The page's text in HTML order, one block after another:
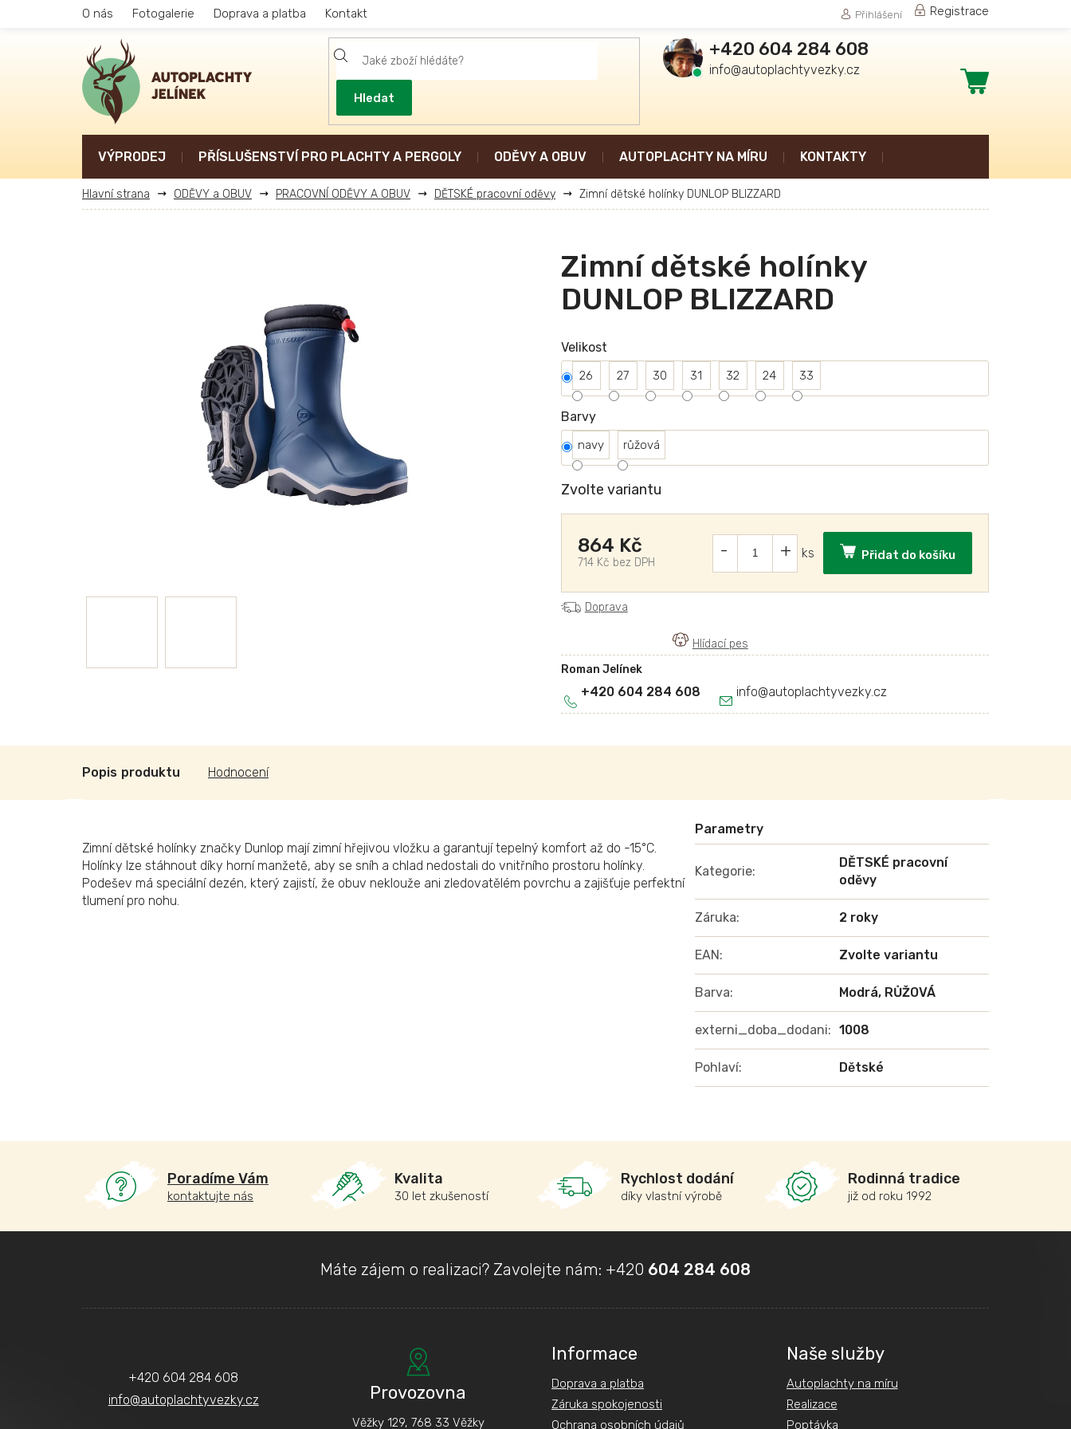
O nás Fotogalerie Doprava a platba Kontakt Registrace
Přihlášení
Hledat
+420 604 284 608
info@autoplachtyvezky.cz
Nákupní
VÝPRODEJ PŘÍSLUŠENSTVÍ PRO PLACHTY A PERGOLY ODĚVY A OBUV AUTOPLACHTY NA MÍRU KONTAKTY
ODĚVY a OBUV PRACOVNÍ ODĚVY A OBUV DĚTSKÉ pracovní oděvy Zimní dětské holínky DUNLOP BLIZZARD
Zvolte variantu
Velikost
26 27 30 31 32 24 33
Barvy
navy růžová
864 Kč
714 Kč bez DPH
Přidat do košíku
Zimní dětské holínky
DUNLOP BLIZZARD
Roman Jelínek
info@autoplachtyvezky.cz
+420 604 284 608
Doprava
Poradíme Vám
kontaktujte nás
Kvalita
30 let zkušeností
Rychlost dodání
díky vlastní výrobě
Rodinná tradice
již od roku 1992
Popis Hodnocení
Zimní dětské holínky značky Dunlop mají zimní hřejivou vložku a garantují tepelný komfort až do -15°C.
Holínky lze stáhnout díky horní manžetě, aby se sníh a chlad nedostali do vnitřního prostoru holínky.
Podešev má speciální dezén, který zajistí, že obuv neklouže ani zledovatělém povrchu a zajišťuje perfektní
tlumení pro nohu.
Kategorie:
DĚTSKÉ pracovní
oděvy
Záruka: 2 roky
EAN: Zvolte variantu
Barva: Modrá, RŮŽOVÁ
externi_doba_dodani: 1008
Pohlaví: Dětské
Máte zájem o realizaci? Zavolejte nám: +420 604 284 608
info@autoplachtyvezky.cz
+420 604 284 608
Provozovna
Věžky 129, 768 33 Věžky
Informace
Doprava a platba
Záruka spokojenosti
Ochrana osobních údajů
Naše služby
Autoplachty na míru
Realizace
Poptávka